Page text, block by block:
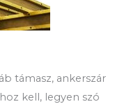
támasz, ankerszár
kell, legyen szó